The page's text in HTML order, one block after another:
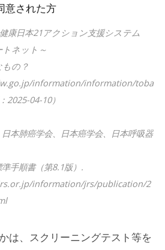
意された方
康日本21アクション支援システム
トネット～
もの？
information/information/toba
2025-04-10）
本肺癌学会、日本癌学会、日本呼吸器
手順書（第8.1版）.
information/jrs/publication/2
は、スクリーニングテスト等を